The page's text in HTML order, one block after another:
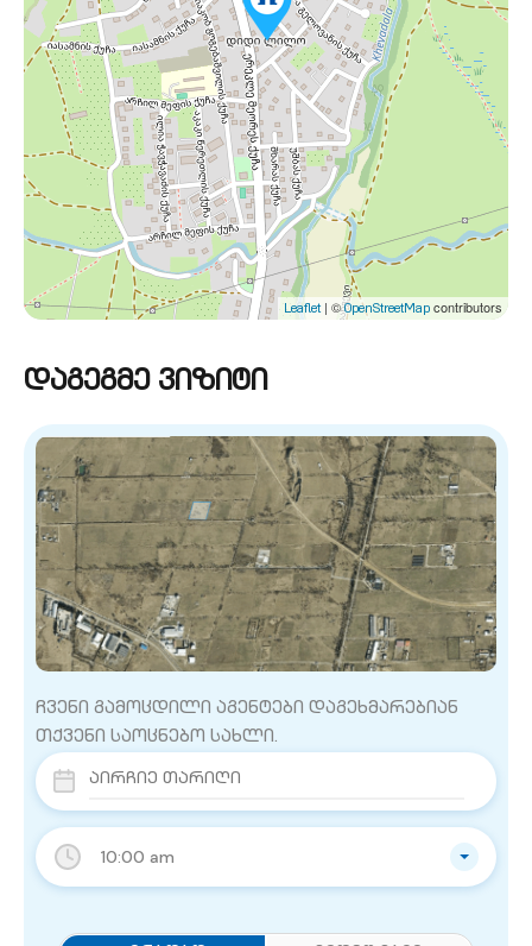
Leaflet| ©OpenStreetMap contributors
დაგეგმე ვიზიტი
10:00 am
ჩვენი გამოცდილი აგენტები დაგეხმარებიან
თქვენი საოცნებო სახლი.